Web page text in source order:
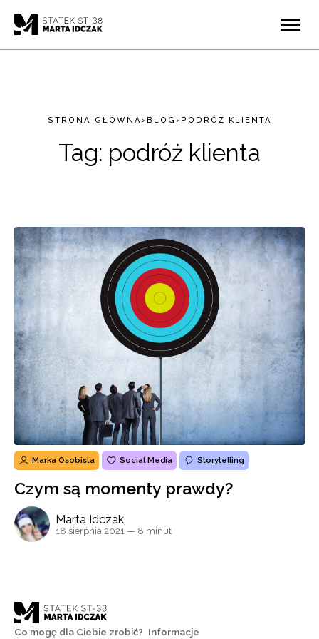
STRONA GŁÓWNA › BLOG › PODRÓŻ KLIENTA
Tag: podróż klienta
Marka Osobista Social Media Storytelling
Czym są momenty prawdy?
Marta Idczak
18 sierpnia 2021 — 8 minut
Co mogę dla Ciebie zrobić? Informacje